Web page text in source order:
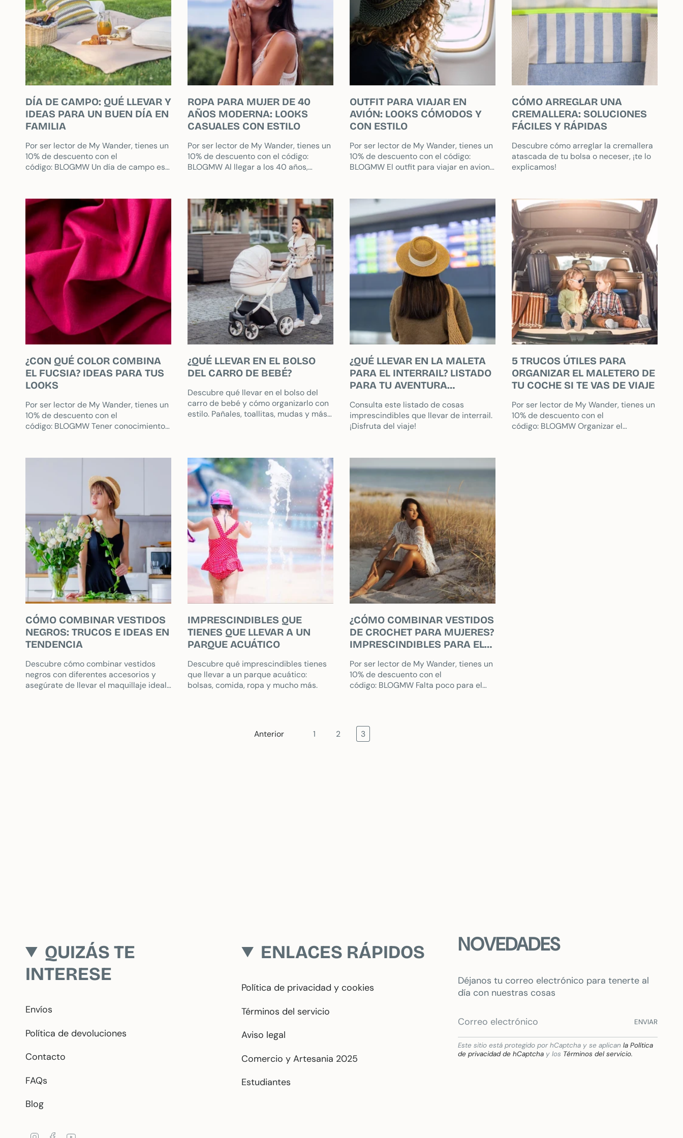
DÍA DE CAMPO: QUÉ LLEVAR Y
IDEAS PARA UN BUEN DÍA EN
FAMILIA
Por ser lector de My Wander, tienes un
10% de descuento con el
código: BLOGMW Un día de campo es
ROPA PARA MUJER DE 40
AÑOS MODERNA: LOOKS
CASUALES CON ESTILO
Por ser lector de My Wander, tienes un
10% de descuento con el código:
BLOGMW Al llegar a los 40 años,
OUTFIT PARA VIAJAR EN
AVIÓN: LOOKS CÓMODOS Y
CON ESTILO
Por ser lector de My Wander, tienes un
10% de descuento con el código:
BLOGMW El outfit para viajar en avion
CÓMO ARREGLAR UNA
CREMALLERA: SOLUCIONES
FÁCILES Y RÁPIDAS
Descubre cómo arreglar la cremallera
atascada de tu bolsa o neceser, ¡te lo
explicamos!
¿CON QUÉ COLOR COMBINA
EL FUCSIA? IDEAS PARA TUS
LOOKS
Por ser lector de My Wander, tienes un
10% de descuento con el
código: BLOGMW Tener conocimiento
perfecta para crear...
¿QUÉ LLEVAR EN EL BOLSO
DEL CARRO DE BEBÉ?
Descubre qué llevar en el bolso del
carro de bebé y cómo organizarlo con
estilo. Pañales, toallitas, mudas y más
¿QUÉ LLEVAR EN LA MALETA
PARA EL INTERRAIL? LISTADO
PARA TU AVENTURA
Consulta este listado de cosas
imprescindibles que llevar de interrail.
¡Disfruta del viaje!
5 TRUCOS ÚTILES PARA
ORGANIZAR EL MALETERO DE
TU COCHE SI TE VAS DE VIAJE
Por ser lector de My Wander, tienes un
10% de descuento con el
código: BLOGMW Organizar el
CÓMO COMBINAR VESTIDOS
NEGROS: TRUCOS E IDEAS EN
TENDENCIA
Descubre cómo combinar vestidos
negros con diferentes accesorios y
asegúrate de llevar el maquillaje ideal
IMPRESCINDIBLES QUE
TIENES QUE LLEVAR A UN
PARQUE ACUÁTICO
Descubre qué imprescindibles tienes
que llevar a un parque acuático:
bolsas, comida, ropa y mucho más.
¿CÓMO COMBINAR VESTIDOS
DE CROCHET PARA MUJERES?
IMPRESCINDIBLES PARA EL
Por ser lector de My Wander, tienes un
10% de descuento con el
código: BLOGMW Falta poco para el
Anterior 1 2 3
QUIZÁS TE
INTERESE
Envíos
Política de devoluciones
Contacto
FAQs
Blog
ENLACES RÁPIDOS
Política de privacidad y cookies
Términos del servicio
Aviso legal
Comercio y Artesania 2025
Estudiantes
NOVEDADES
Déjanos tu correo electrónico para tenerte al
día con nuestras cosas
ENVIAR
Este sitio está protegido por hCaptcha y se aplican la Política
de privacidad de hCaptcha y los Términos del servicio.